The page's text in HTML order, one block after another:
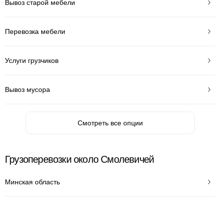
Вывоз старой мебели
Перевозка мебели
Услуги грузчиков
Вывоз мусора
Смотреть все опции
Грузоперевозки около Смолевичей
Минская область